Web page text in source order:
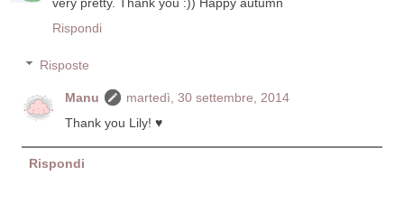
Rispondi
Risposte
Manu
martedì, 30 settembre, 2014
Thank you Lily! ♥
Rispondi